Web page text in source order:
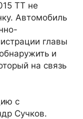
ТТ не
Автомобиль
главы
и
на связь
с
Сучков.